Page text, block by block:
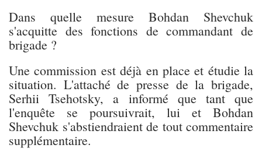
Dans quelle mesure Bohdan Shevchuk
s'acquitte des fonctions de commandant de
brigade ?
Une commission est déjà en place et étudie la
situation. L'attaché de presse de la brigade,
Serhii Tsehotsky, a informé que tant que
l'enquête se poursuivrait, lui et Bohdan
Shevchuk s'abstiendraient de tout commentaire
supplémentaire.